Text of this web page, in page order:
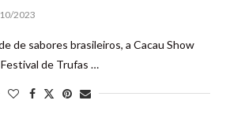
2023
de sabores brasileiros, a Cacau Show
de Trufas …